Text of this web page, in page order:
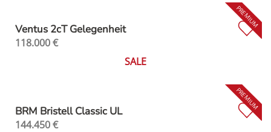
Ventus 2cT Gelegenheit
118.000€
SALE
BRM Bristell Classic UL
144.450€